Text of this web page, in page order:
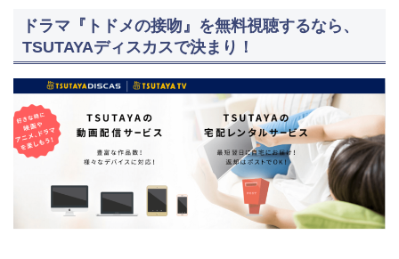
ドラマ『トドメの接吻』を無料視聴するなら、
TSUTAYAディスカスで決まり！